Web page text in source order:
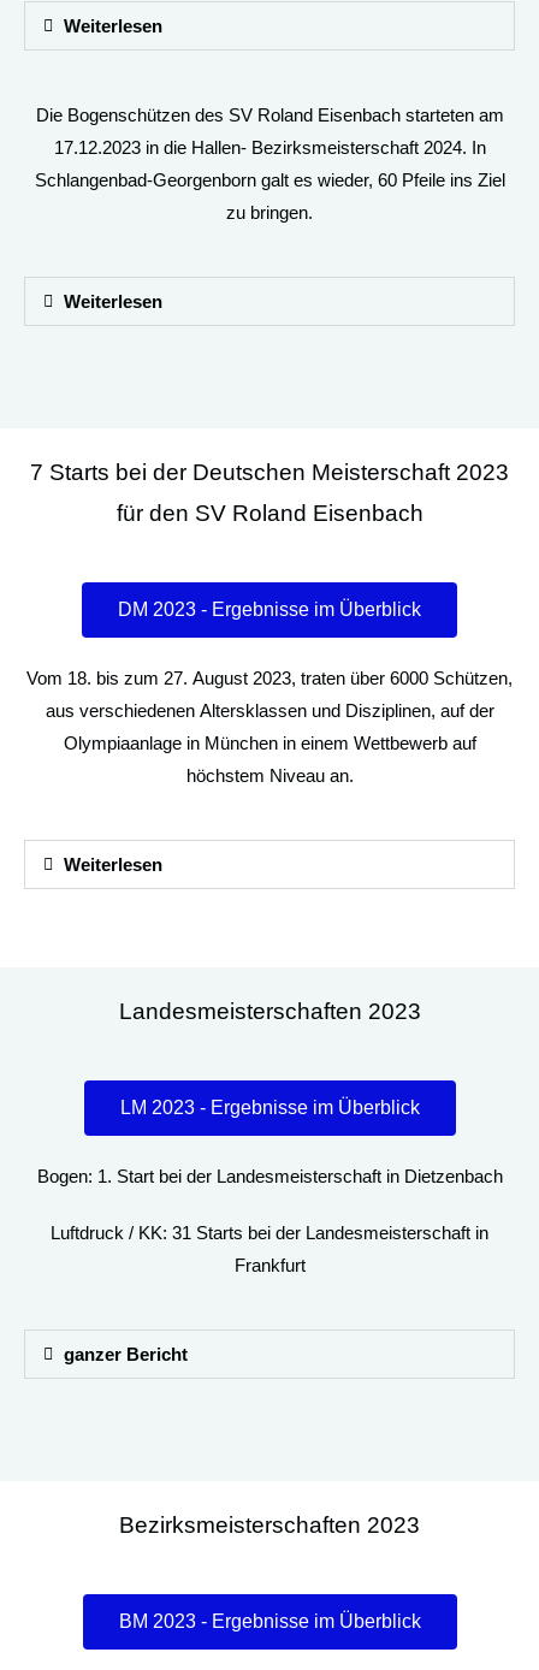
Weiterlesen
Die Bogenschützen des SV Roland Eisenbach starteten am
17.12.2023 in die Hallen- Bezirksmeisterschaft 2024. In
Schlangenbad-Georgenborn galt es wieder, 60 Pfeile ins Ziel
zu bringen.
Weiterlesen
7 Starts bei der Deutschen Meisterschaft 2023
für den SV Roland Eisenbach
DM 2023 - Ergebnisse im Überblick
Vom 18. bis zum 27. August 2023, traten über 6000 Schützen,
aus verschiedenen Altersklassen und Disziplinen, auf der
Olympiaanlage in München in einem Wettbewerb auf
höchstem Niveau an.
Weiterlesen
Landesmeisterschaften 2023
LM 2023 - Ergebnisse im Überblick
Bogen: 1. Start bei der Landesmeisterschaft in Dietzenbach
Luftdruck / KK: 31 Starts bei der Landesmeisterschaft in
Frankfurt
ganzer Bericht
Bezirksmeisterschaften 2023
BM 2023 - Ergebnisse im Überblick